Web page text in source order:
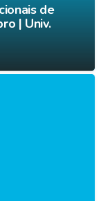
de
| Univ.